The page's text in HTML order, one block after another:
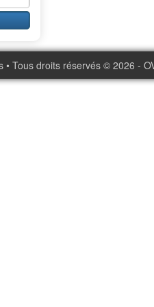
• Tous droits réservés © 2026 -